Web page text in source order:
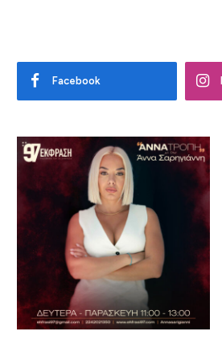
Facebook